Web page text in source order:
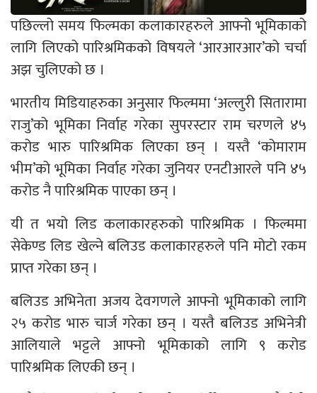
पछिल्लो समय फिल्मका कलाकारहरुले आफ्नो भूमिकाको
लागि लिएको पारिश्रमिकको विषयले ‘आरआरआर’को चर्चा
अझ चुलिएको छ ।
भारतीय मिडियाहरुका अनुसार फिल्ममा ‘अल्लुरी सितारामा
राजु’को भूमिका निर्वाह गरेका सुपरस्टार राम चरणले ४५
करोड भारु पारिश्रमिक लिएका छन् । यस्तै ‘कोमाराम
भीम’को भूमिका निर्वाह गरेका जुनियर एनटीआरले पनि ४५
करोड नै पारिश्रमिक पाएका छन् ।
यी त भयो लिड कलाकारहरुको पारिश्रमिक । फिल्ममा
सेकेण्ड लिड खेल्ने बलिउड कलाकारहरुले पनि मोटो रकम
प्राप्त गरेका छन् ।
बलिउड अभिनेता अजय देवगणले आफ्नो भूमिकाको लागि
२५ करोड भारु चार्ज गरेका छन् । यस्तै बलिउड अभिनेत्री
आलियाले भट्टले आफ्नो भूमिकाको लागि ९ करोड
पारिश्रमिक लिएकी छन् ।